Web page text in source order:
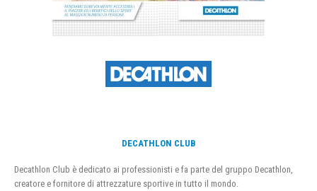
DECATHLON CLUB
Decathlon Club è dedicato ai professionisti e fa parte del gruppo Decathlon,
creatore e fornitore di attrezzature sportive in tutto il mondo.